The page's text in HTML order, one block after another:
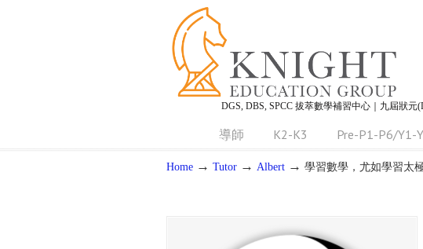
DGS, DBS, SPCC 拔萃數學補習中心｜九屆狀元
導師 K2-K3 Pre-P1-P6/Y1-
Home → Tutor → Albert → 學習數學，尤如學習太